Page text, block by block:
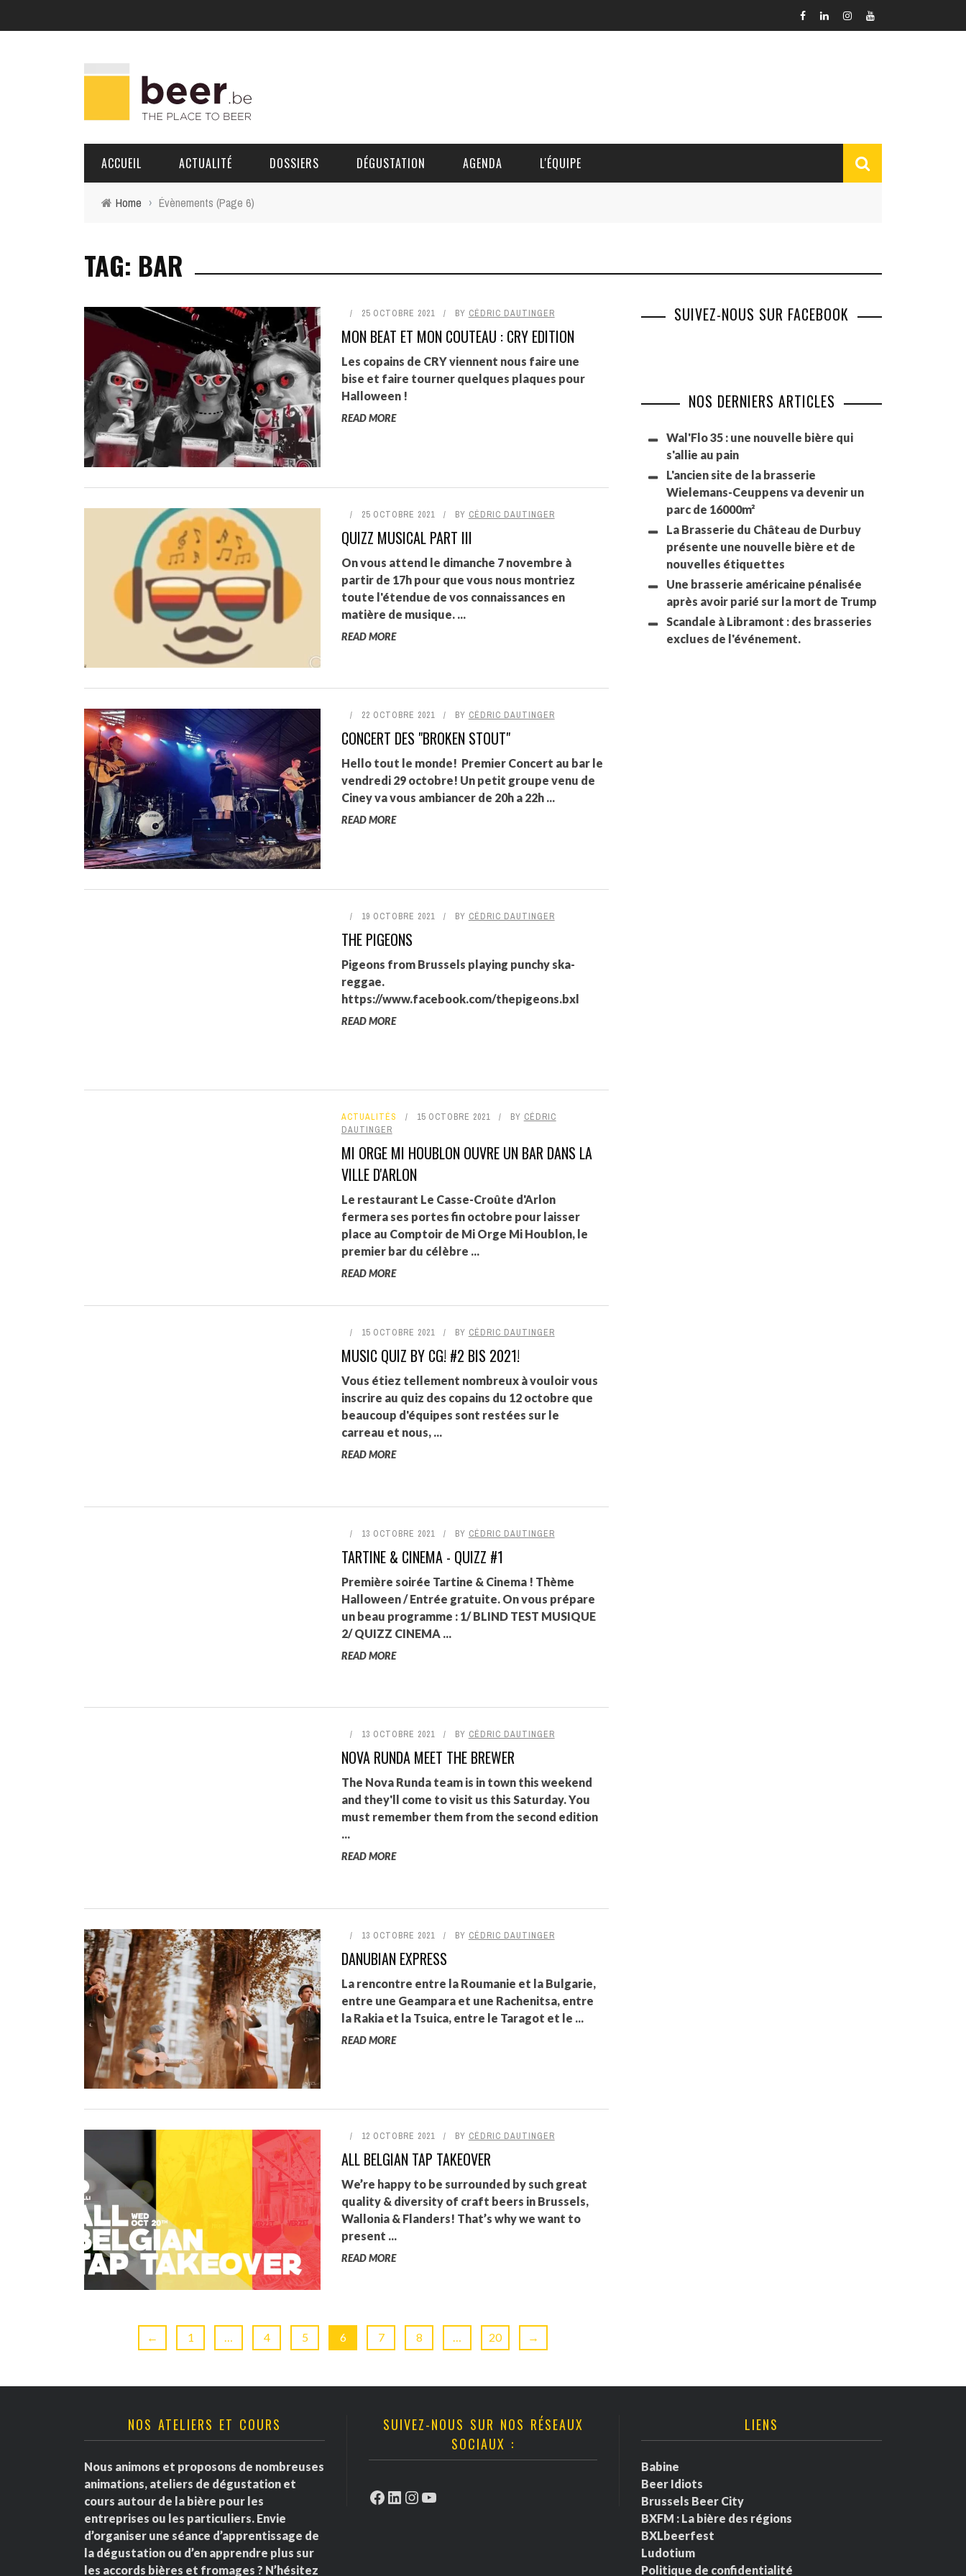
ACCUEIL ACTUALITÉ DOSSIERS DÉGUSTATION AGENDA L'ÉQUIPE
HÉLÈNE SPITAELS
AGALMA PADAW0NE
JEREMY KUPROWSKI
Home › Évènements (Page 6)
TAG: BAR
25 OCTOBRE 2021 BY CÉDRIC DAUTINGER
MON BEAT ET MON COUTEAU : CRY EDITION
Les copains de CRY viennent nous faire une
bise et faire tourner quelques plaques pour
Halloween !
READ MORE
25 OCTOBRE 2021 BY CÉDRIC DAUTINGER
QUIZZ MUSICAL PART III
On vous attend le dimanche 7 novembre à
partir de 17h pour que vous nous montriez
toute l'étendue de vos connaissances en
matière de musique. ...
READ MORE
22 OCTOBRE 2021 BY CÉDRIC DAUTINGER
CONCERT DES "BROKEN STOUT"
Hello tout le monde! Premier Concert au bar le
vendredi 29 octobre! Un petit groupe venu de
Ciney va vous ambiancer de 20h a 22h ...
READ MORE
19 OCTOBRE 2021 BY CÉDRIC DAUTINGER
THE PIGEONS
Pigeons from Brussels playing punchy ska-
reggae.
https://www.facebook.com/thepigeons.bxl
READ MORE
ACTUALITÉS 15 OCTOBRE 2021 BY CÉDRIC
DAUTINGER
MI ORGE MI HOUBLON OUVRE UN BAR DANS LA
VILLE D'ARLON
Le restaurant Le Casse-Croûte d'Arlon
fermera ses portes fin octobre pour laisser
place au Comptoir de Mi Orge Mi Houblon, le
premier bar du célèbre ...
READ MORE
15 OCTOBRE 2021 BY CÉDRIC DAUTINGER
MUSIC QUIZ BY CG! #2 BIS 2021!
Vous étiez tellement nombreux à vouloir vous
inscrire au quiz des copains du 12 octobre que
beaucoup d'équipes sont restées sur le
carreau et nous, ...
READ MORE
13 OCTOBRE 2021 BY CÉDRIC DAUTINGER
TARTINE & CINEMA - QUIZZ #1
Première soirée Tartine & Cinema ! Thème
Halloween / Entrée gratuite. On vous prépare
un beau programme : 1/ BLIND TEST MUSIQUE
2/ QUIZZ CINEMA ...
READ MORE
13 OCTOBRE 2021 BY CÉDRIC DAUTINGER
NOVA RUNDA MEET THE BREWER
The Nova Runda team is in town this weekend
and they'll come to visit us this Saturday. You
must remember them from the second edition
...
READ MORE
13 OCTOBRE 2021 BY CÉDRIC DAUTINGER
DANUBIAN EXPRESS
La rencontre entre la Roumanie et la Bulgarie,
entre une Geampara et une Rachenitsa, entre
la Rakia et la Tsuica, entre le Taragot et le ...
READ MORE
12 OCTOBRE 2021 BY CÉDRIC DAUTINGER
ALL BELGIAN TAP TAKEOVER
We’re happy to be surrounded by such great
quality & diversity of craft beers in Brussels,
Wallonia & Flanders! That’s why we want to
present ...
READ MORE
← 1 4 5 6 7 8 20 →
SUIVEZ-NOUS SUR FACEBOOK
NOS DERNIERS ARTICLES
Wal'Flo 35 : une nouvelle bière qui
s'allie au pain
L'ancien site de la brasserie
Wielemans-Ceuppens va devenir un
parc de 16000m²
La Brasserie du Château de Durbuy
présente une nouvelle bière et de
nouvelles étiquettes
Une brasserie américaine pénalisée
après avoir parié sur la mort de Trump
Scandale à Libramont : des brasseries
exclues de l'événement.
NOS ATELIERS ET COURS
Nous animons et proposons de nombreuses
animations, ateliers de dégustation et
cours autour de la bière pour les
entreprises ou les particuliers. Envie
d’organiser une séance d’apprentissage de
la dégustation ou d’en apprendre plus sur
les accords bières et fromages ? N’hésitez
SUIVEZ-NOUS SUR NOS RÉSEAUX
SOCIAUX :
Facebook
LinkedIn
Instagram
YouTube
LIENS
Babine
Beer Idiots
Brussels Beer City
BXFM : La bière des régions
BXLbeerfest
Ludotium
Politique de confidentialité